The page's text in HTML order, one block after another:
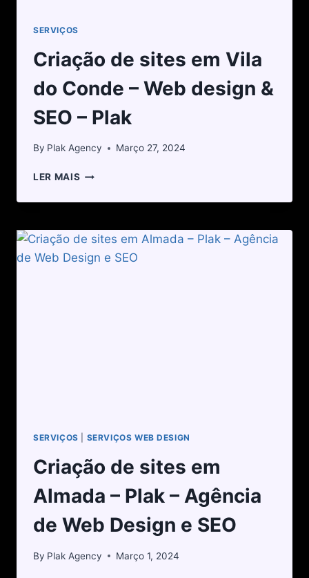
SERVIÇOS
Criação de sites em Vila
do Conde – Web design &
SEO – Plak
By Plak Agency Março 27, 2024
LER MAIS
SERVIÇOS SERVIÇOS WEB DESIGN
Criação de sites em
Almada – Plak – Agência
de Web Design e SEO
By Plak Agency Março 1, 2024